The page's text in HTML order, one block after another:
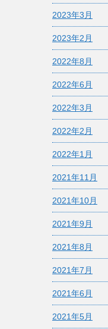
2023年3月
2023年2月
2022年8月
2022年6月
2022年3月
2022年2月
2022年1月
2021年11月
2021年10月
2021年9月
2021年8月
2021年7月
2021年6月
2021年5月